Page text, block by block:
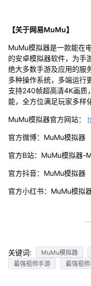
【关于网易MuMu】
MuMu模拟器是一款能在
的安卓模拟器软件，为手
绝大多数手游及应用的服
多种操作系统，多端运行
支持240帧超高清4K画质
能，全方位满足玩家多样
MuMu模拟器官方网站：
官方微博：MuMu模拟器
官方B站：MuMu模拟器-
官方抖音：MuMu模拟器
官方小红书：MuMu模拟
关键词: MuMu模拟器
最强祖师手游
最强祖